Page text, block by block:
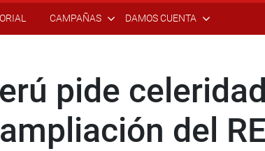
CAMPAÑAS DAMOS CUENTA
pide
del